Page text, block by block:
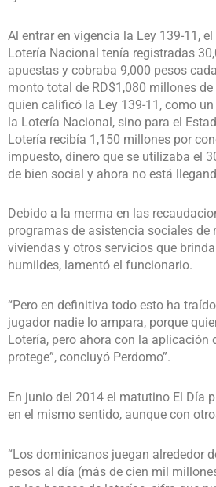
Al entrar en vigencia la Ley 139-11,
Lotería Nacional tenía registradas
apuestas y cobraba 9,000 pesos
monto total de RD$1,080 millones
quien calificó la Ley 139-11, como
la Lotería Nacional, sino para el
Lotería recibía 1,150 millones por
impuesto, dinero que se utilizaba el
de bien social y ahora no está
Debido a la merma en las
programas de asistencia sociales de
viviendas y otros servicios que
humildes, lamentó el funcionario.
“Pero en definitiva todo esto ha
jugador nadie lo ampara, porque
Lotería, pero ahora con la aplicación
protege”, concluyó Perdomo”.
En junio del 2014 el matutino El Día
en el mismo sentido, aunque con
“Los dominicanos juegan alrededor
pesos al día (más de cien mil